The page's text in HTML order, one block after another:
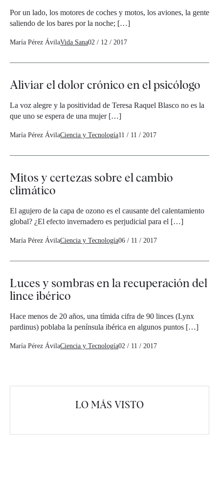
Por un lado, los motores de coches y motos, los aviones, la gente
saliendo de los bares por la noche; […]
María Pérez ÁvilaVida Sana02 / 12 / 2017
Aliviar el dolor crónico en el psicólogo
La voz alegre y la positividad de Teresa Raquel Blasco no es la
que uno se espera de una mujer […]
María Pérez ÁvilaCiencia y Tecnología11 / 11 / 2017
Mitos y certezas sobre el cambio
climático
El agujero de la capa de ozono es el causante del calentamiento
global? ¿El efecto invernadero es perjudicial para el […]
María Pérez ÁvilaCiencia y Tecnología06 / 11 / 2017
Luces y sombras en la recuperación del
lince ibérico
Hace menos de 20 años, una tímida cifra de 90 linces (Lynx
pardinus) poblaba la península ibérica en algunos puntos […]
María Pérez ÁvilaCiencia y Tecnología02 / 11 / 2017
LO MÁS VISTO